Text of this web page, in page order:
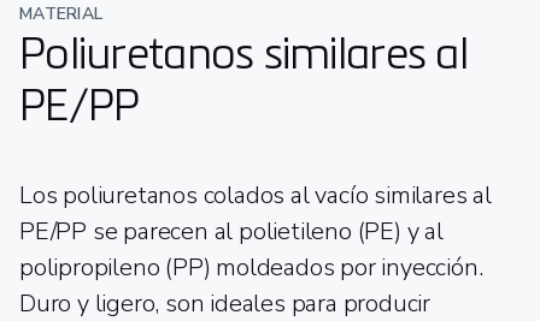
MATERIAL
Poliuretanos similares al
PE/PP
Los poliuretanos colados al vacío similares al
PE/PP se parecen al polietileno (PE) y al
polipropileno (PP) moldeados por inyección.
Duro y ligero, son ideales para producir